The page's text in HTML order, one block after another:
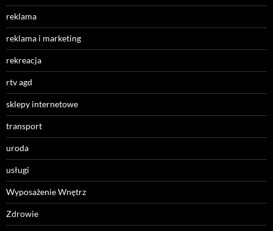
reklama
reklama i marketing
rekreacja
rtv agd
sklepy internetowe
transport
uroda
usługi
Wyposażenie Wnętrz
Zdrowie